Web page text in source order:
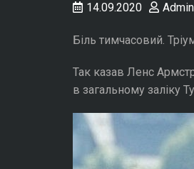
14.09.2020
Біль тимчасовий.
Так казав Ленс
в загальному заліку